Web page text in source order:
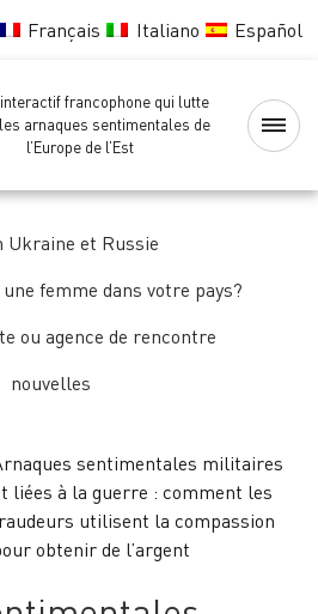
Français Italiano Español
francophone qui lutte
arnaques sentimentales de
l’Europe de l’Est
Ukraine et Russie
femme dans votre pays?
ou agence de rencontre
nouvelles
sentimentales militaires
liées à la guerre : comment les
utilisent la compassion
obtenir de l’argent